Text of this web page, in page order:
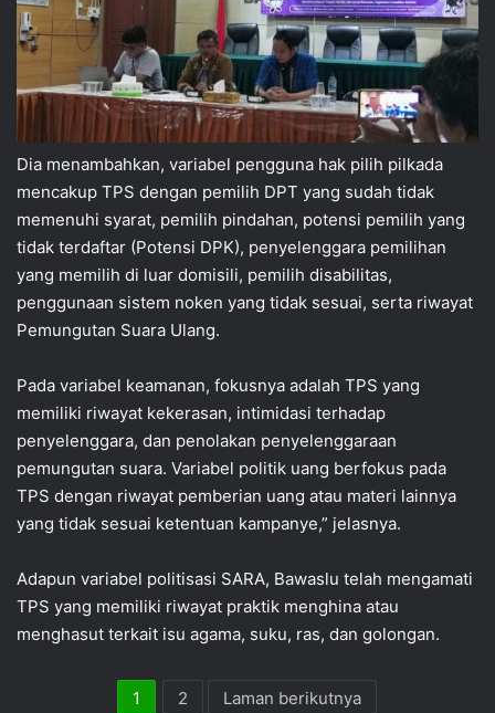
Dia menambahkan, variabel pengguna hak pilih pilkada
mencakup TPS dengan pemilih DPT yang sudah tidak
memenuhi syarat, pemilih pindahan, potensi pemilih yang
tidak terdaftar (Potensi DPK), penyelenggara pemilihan
yang memilih di luar domisili, pemilih disabilitas,
penggunaan sistem noken yang tidak sesuai, serta riwayat
Pemungutan Suara Ulang.
Pada variabel keamanan, fokusnya adalah TPS yang
memiliki riwayat kekerasan, intimidasi terhadap
penyelenggara, dan penolakan penyelenggaraan
pemungutan suara. Variabel politik uang berfokus pada
TPS dengan riwayat pemberian uang atau materi lainnya
yang tidak sesuai ketentuan kampanye,” jelasnya.
Adapun variabel politisasi SARA, Bawaslu telah mengamati
TPS yang memiliki riwayat praktik menghina atau
menghasut terkait isu agama, suku, ras, dan golongan.
1 2 Laman berikutnya